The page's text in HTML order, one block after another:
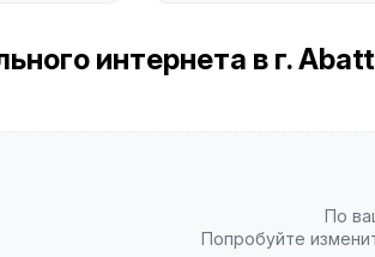
интернета в г.
По
Попробуйте